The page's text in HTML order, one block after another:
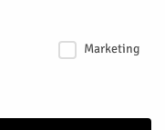
Marketing